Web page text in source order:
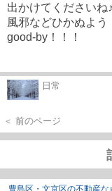
出かけてくださいね♪
風邪などひかぬよう
good-by！！！
日常
＜ 前のページ